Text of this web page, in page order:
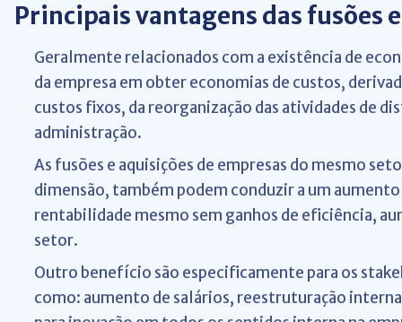
Principais vantagens das fusões
Geralmente relacionados com a existência de
da empresa em obter economias de custos,
custos fixos, da reorganização das atividades de
administração.
As fusões e aquisições de empresas do mesmo
dimensão, também podem conduzir a um
rentabilidade mesmo sem ganhos de eficiência,
setor.
Outro benefício são especificamente para os
como: aumento de salários, reestruturação